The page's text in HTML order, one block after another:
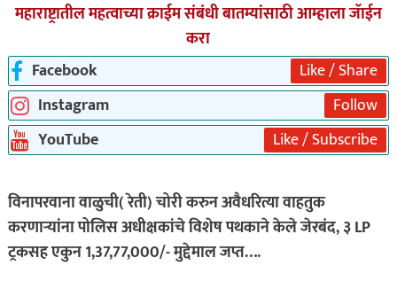
महाराष्ट्रातील महत्वाच्या क्राईम संबंधी बातम्यांसाठी आम्हाला जॅाईन
करा
Facebook
Like / Share
Instagram
Follow
YouTube
Like / Subscribe
विनापरवाना वाळुची( रेती) चोरी करुन अवैधरित्या वाहतुक
करणाऱ्यांना पोलिस अधीक्षकांचे विशेष पथकाने केले जेरबंद, ३ LP
ट्रकसह एकुन 1,37,77,000/- मुद्देमाल जप्त….